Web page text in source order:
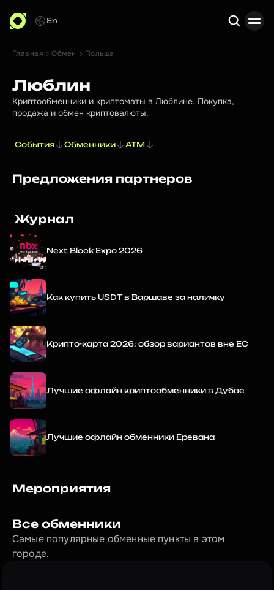
En
Главная Обмен Польша
Люблин
Криптообменники и криптоматы в Люблине. Покупка,
продажа и обмен криптовалюты.
События Обменники ATM
Предложения партнеров
Мероприятия
Все обменники
Самые популярные обменные пункты в этом
городе.
Журнал
Next Block Expo 2026
Как купить USDT в Варшаве за наличку
Крипто-карта 2026: обзор вариантов вне ЕС
Лучшие офлайн криптообменники в Дубае
Лучшие офлайн обменники Еревана